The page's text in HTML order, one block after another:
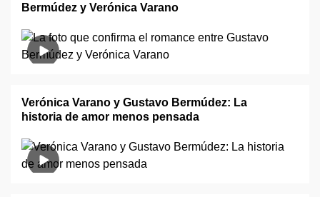
Bermúdez y Verónica Varano
Verónica Varano y Gustavo Bermúdez: La
historia de amor menos pensada